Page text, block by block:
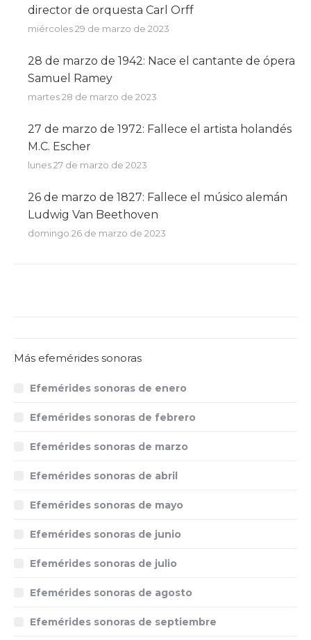
director de orquesta Carl Orff
miércoles 29 de marzo de 2023
28 de marzo de 1942: Nace el cantante de ópera
Samuel Ramey
martes 28 de marzo de 2023
27 de marzo de 1972: Fallece el artista holandés
M.C. Escher
lunes 27 de marzo de 2023
26 de marzo de 1827: Fallece el músico alemán
Ludwig Van Beethoven
domingo 26 de marzo de 2023
Más efemérides sonoras
Efemérides sonoras de enero
Efemérides sonoras de febrero
Efemérides sonoras de marzo
Efemérides sonoras de abril
Efemérides sonoras de mayo
Efemérides sonoras de junio
Efemérides sonoras de julio
Efemérides sonoras de agosto
Efemérides sonoras de septiembre